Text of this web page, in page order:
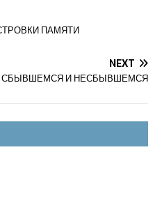
ПАМЯТИ
NEXT
О СБЫВШЕМСЯ И НЕСБЫВШЕМСЯ